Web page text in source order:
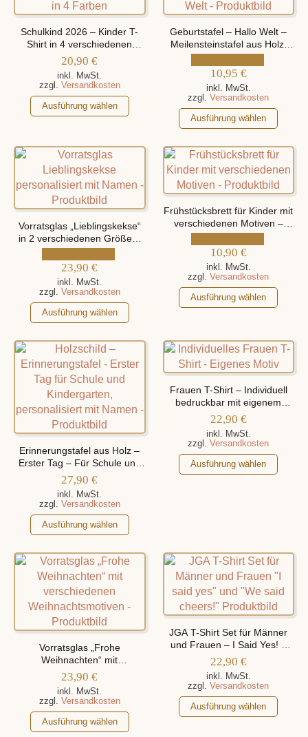
auf.
Die
Optionen
können
der
Produktseite
gewählt
Varianten
auf.
Die
Optionen
können
der
Produktseite
gewählt
werden
Schulkind 2026 – Kinder T-
Shirt in 4 verschiedenen
Farben, personalisiert mit
Namen
20,90€
inkl. MwSt.
zzgl. Versandkosten
Ausführung wählen
Dieses
Produkt
mehrere
Varianten
Optionen
können
auf
Produktseite
gewählt
werden
Geburtstafel – Hallo Welt –
Meilensteinstafel aus Holz,
personalisiert mit Namen und
Geburtsdaten
10,95 €
inkl. MwSt.
zzgl.Versandkosten
Ausführung wählen
Dieses
Produkt
weist
mehrere
Varianten
auf.
Die
Optionen
können
Produktseite
gewählt
werden
Vorratsglas „Lieblingskekse“
in 2 verschiedenen Größen,
personalisiert mit Namen
23,90€
inkl. MwSt.
zzgl. Versandkosten
Ausführung wählen
Dieses
Produkt
weist
mehrere
Varianten
auf.
Optionen
können
auf
der
Produktseite
gewählt
werden
Frühstücksbrett für Kinder mit
verschiedenen Motiven –
personalisiert mit Namen
10,90 €
inkl. MwSt.
zzgl.Versandkosten
Ausführung wählen
Dieses
Produkt
mehrere
Varianten
auf.
Optionen
können
der
Produktseite
gewählt
Erinnerungstafel aus Holz –
Erster Tag – Für Schule und
Kindergarten, personalisiert
mit Namen
27,90€
inkl. MwSt.
zzgl. Versandkosten
Ausführung wählen
Dieses
Produkt
weist
mehrere
Varianten
auf.
Die
Optionen
können
auf
Produktseite
gewählt
werden
Frauen T-Shirt – Individuell
bedruckbar mit eigenem
Motiv
22,90 €
inkl. MwSt.
zzgl.Versandkosten
Ausführung wählen
Dieses
Produkt
Die
Optionen
können
auf
der
Produktseite
gewählt
werden
Vorratsglas „Frohe
Weihnachten“ mit
verschiedenen
Weihnachtsmotiven
23,90€
inkl. MwSt.
zzgl. Versandkosten
Ausführung wählen
Dieses
Produkt
JGA T-Shirt Set für Männer
und Frauen – I Said Yes! –
We Said Cheers!
22,90 €
inkl. MwSt.
zzgl.Versandkosten
Ausführung wählen
Dieses
Produkt